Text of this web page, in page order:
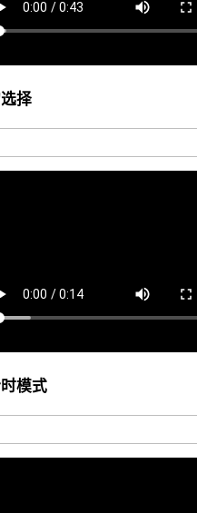
择
模式